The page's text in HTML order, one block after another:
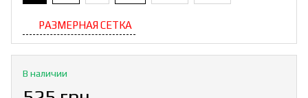
РАЗМЕРНАЯ СЕТКА
В наличии